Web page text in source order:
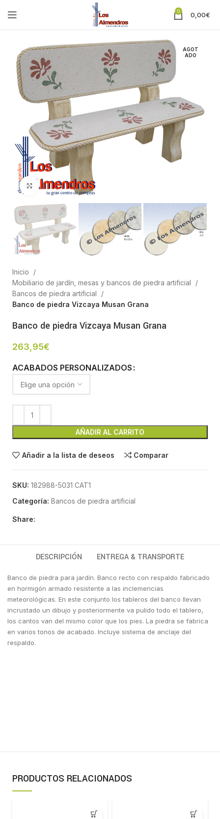
0 0,00€
AGOT
ADO
Clic para ampliar
Inicio
Mobiliario de jardín, mesas y bancos de piedra artificial
Bancos de piedra artificial
Banco de piedra Vizcaya Musan Grana
Banco de piedra Vizcaya Musan Grana
263,95€
ACABADOS PERSONALIZADOS
AÑADIR AL CARRITO
Añadir a la lista de deseos Comparar
SKU: 182988-5031 CAT1
Categoría: Bancos de piedra artificial
Share:
DESCRIPCIÓN ENTREGA & TRANSPORTE
Banco de piedra para jardín. Banco recto con respaldo fabricado
en hormigón armado resistente a las inclemencias
meteorológicas. En este conjunto los tableros del banco llevan
incrustado un dibujo y posteriormente va pulido todo el tablero,
los cantos van del mismo color que los pies. La piedra se fabrica
en varios tonos de acabado. Incluye sistema de anclaje del
respaldo.
PRODUCTOS RELACIONADOS